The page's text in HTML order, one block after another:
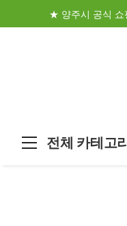
★ 양주시 공식
전체 카